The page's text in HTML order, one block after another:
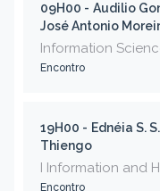
09H00 - Audilio
José Antonio
Information
Encontro
19H00 - Ednéia S.
Thiengo
I Information and
Encontro